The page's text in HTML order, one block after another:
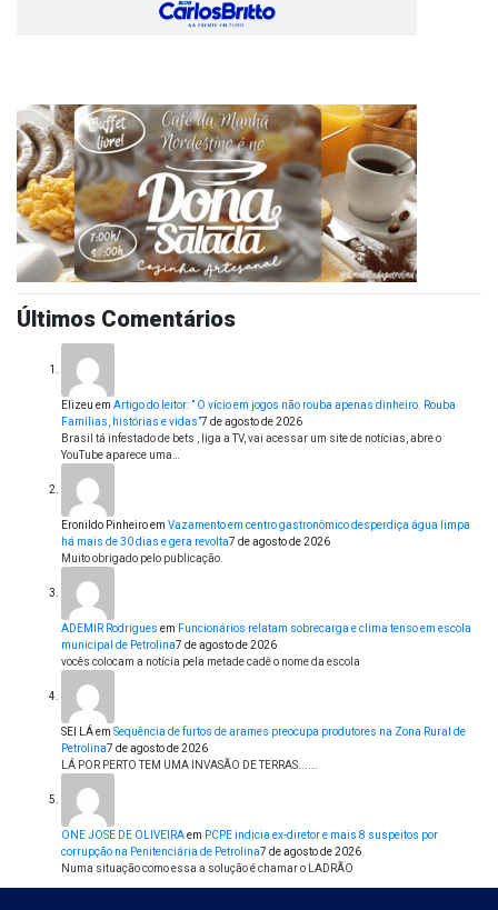
Últimos Comentários
Elizeu em Artigo do leitor: ” O vício em jogos não rouba apenas dinheiro. Rouba
Famílias, histórias e vidas”7 de agosto de 2026
Brasil tá infestado de bets , liga a TV, vai acessar um site de notícias, abre o
YouTube aparece uma…
Eronildo Pinheiroem Vazamento em centro gastronômico desperdiça água limpa
há mais de 30 dias e gera revolta7 de agosto de 2026
Muito obrigado pelo publicação.
ADEMIR Rodrigues em Funcionários relatam sobrecarga e clima tenso em escola
municipal de Petrolina7 de agosto de 2026
vocês colocam a notícia pela metade cadê o nome da escola
SEI LÁem Sequência de furtos de arames preocupa produtores na Zona Rural de
Petrolina7 de agosto de 2026
LÁ POR PERTO TEM UMA INVASÃO DE TERRAS......
ONE JOSE DE OLIVEIRAem PCPE indicia ex-diretor e mais 8 suspeitos por
corrupção na Penitenciária de Petrolina7 de agosto de 2026
Numa situação como essa a solução é chamar o LADRÃO